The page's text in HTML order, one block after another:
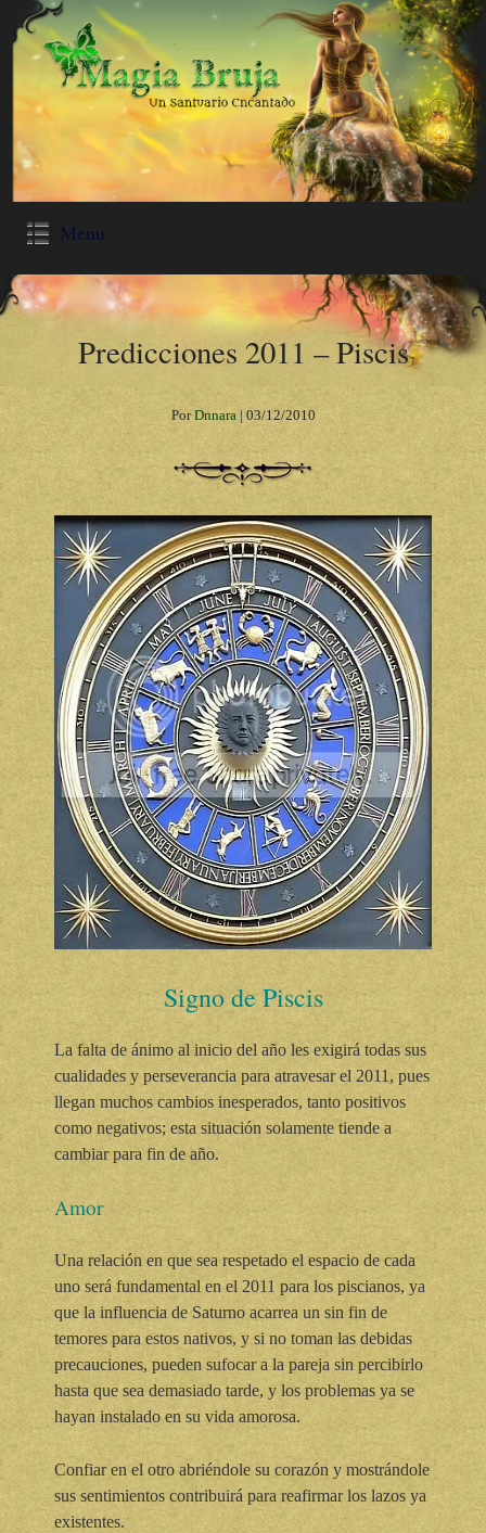
Menu
Predicciones 2011 – Piscis
PorDnnara| 03/12/2010
Signo de Piscis
La falta de ánimo al inicio del año les exigirá todas sus
cualidades y perseverancia para atravesar el 2011, pues
llegan muchos cambios inesperados, tanto positivos
como negativos; esta situación solamente tiende a
cambiar para fin de año.
Amor
Una relación en que sea respetado el espacio de cada
uno será fundamental en el 2011 para los piscianos, ya
que la influencia de Saturno acarrea un sin fin de
temores para estos nativos, y si no toman las debidas
precauciones, pueden sufocar a la pareja sin percibirlo
hasta que sea demasiado tarde, y los problemas ya se
hayan instalado en su vida amorosa.
Confiar en el otro abriéndole su corazón y mostrándole
sus sentimientos contribuirá para reafirmar los lazos ya
existentes.